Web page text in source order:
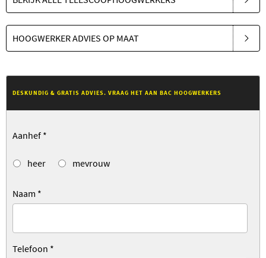
HOOGWERKER ADVIES OP MAAT
DESKUNDIG & GRATIS ADVIES. VRAAG HET AAN BAC HOOGWERKERS
Aanhef *
heer mevrouw
Naam *
Telefoon *